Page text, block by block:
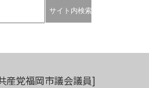
産党福岡市議会議員]